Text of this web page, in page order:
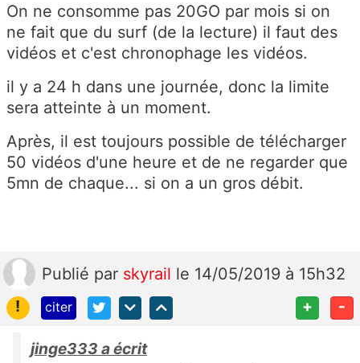
On ne consomme pas 20GO par mois si on
ne fait que du surf (de la lecture) il faut des
vidéos et c'est chronophage les vidéos.
il y a 24 h dans une journée, donc la limite
sera atteinte à un moment.
Après, il est toujours possible de télécharger
50 vidéos d'une heure et de ne regarder que
5mn de chaque... si on a un gros débit.
Publié par skyrail le 14/05/2019 à 15h32
!
citer + -
jinge333 a écrit